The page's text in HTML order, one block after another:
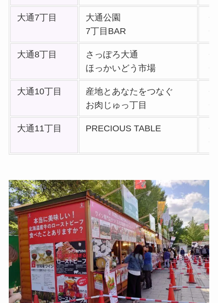
大通7丁目
大通公園
7丁目BAR
大通8丁目
さっぽろ大通
ほっかいどう市場
大通10丁目
産地とあなたをつなぐ
お肉じゅっ丁目
大通11丁目 PRECIOUS TABLE